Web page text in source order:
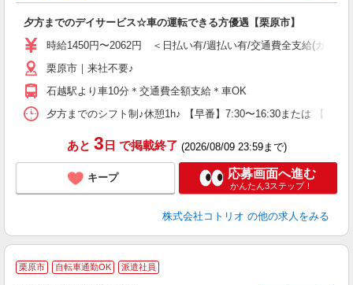
夕方までのデイサービス☆車の運転できる方優遇【栗原市】
時給1450円〜2062円 ＜日払い有/週払い有/交通費全支給(ガソリ
栗原市｜来社不要♪
石越駅より車10分＊交通費全額支給＊車OK
夕方までのシフト制♪休憩1h♪ 【早番】7:30〜16:30または 【日
あと 3 日 で掲載終了 (2026/08/09 23:59まで)
キープ 応募画面へ進む
かんたん3ステップ！
株式会社コトリオ の他の求人をみる
栗原市 自転車通勤OK 派遣社員